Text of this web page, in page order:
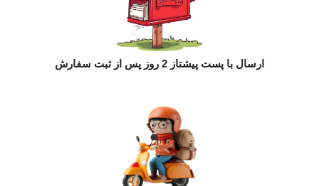
ارسال با پست پیشتاز 2 روز پس از ثبت سفارش